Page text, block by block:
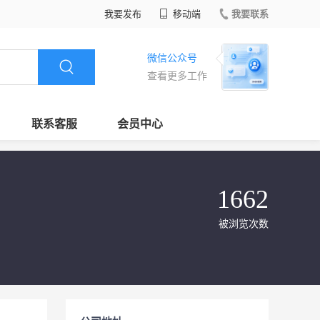
我要发布 移动端 我要联系
微信公众号
查看更多工作
联系客服 会员中心
1662
被浏览次数